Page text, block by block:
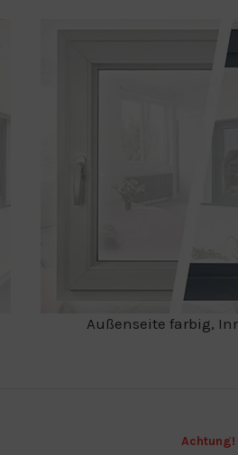
Außenseite farbig,
Achtung!